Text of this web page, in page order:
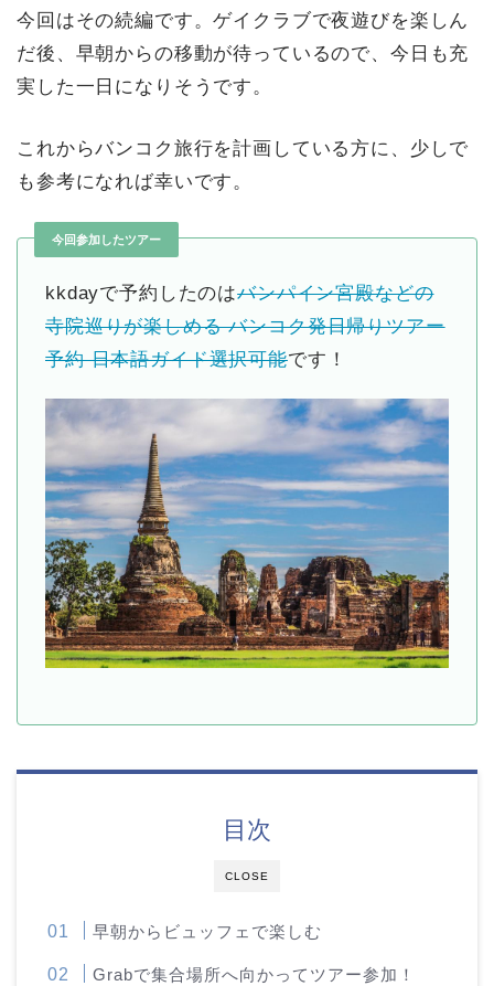
今回はその続編です。ゲイクラブで夜遊びを楽しん
だ後、早朝からの移動が待っているので、今日も充
実した一日になりそうです。
これからバンコク旅行を計画している方に、少しで
も参考になれば幸いです。
今回参加したツアー
kkdayで予約したのはバンパイン宮殿などの
寺院巡りが楽しめる バンコク発日帰りツアー
予約 日本語ガイド選択可能です！
CLOSE
目次
早朝からビュッフェで楽しむ
Grabで集合場所へ向かってツアー参加！